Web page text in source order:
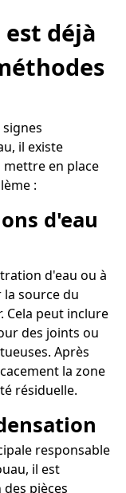
déjà
il existe
en place
:
d'eau
d'eau ou à
la source du
Cela peut inclure
des joints ou
Après
la zone
résiduelle.
responsable
il est
pièces